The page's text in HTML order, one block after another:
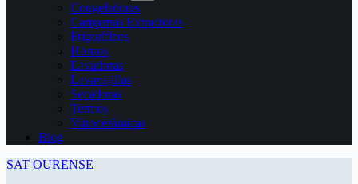
Congeladores
Campanas Extractoras
Frigoríficos
Hornos
Lavadoras
Lavavajillas
Secadoras
Termos
Vitrocerámicas
Blog
SAT OURENSE